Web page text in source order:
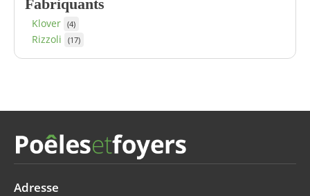
Fabriquants
Klover (4)
Rizzoli (17)
Adresse